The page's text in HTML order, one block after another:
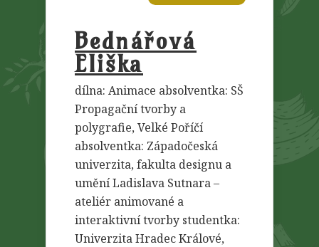
Bednářová
Eliška
dílna: Animace absolventka: SŠ
Propagační tvorby a
polygrafie, Velké Poříčí
absolventka: Západočeská
univerzita, fakulta designu a
umění Ladislava Sutnara –
ateliér animované a
interaktivní tvorby studentka:
Univerzita Hradec Králové,